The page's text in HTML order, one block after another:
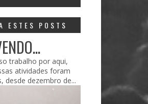
ESTES POSTS
trabalho por aqui,
atividades foram
desde dezembro de...